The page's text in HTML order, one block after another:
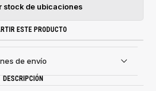
stock de ubicaciones
ESTE PRODUCTO
de envío
DESCRIPCIÓN